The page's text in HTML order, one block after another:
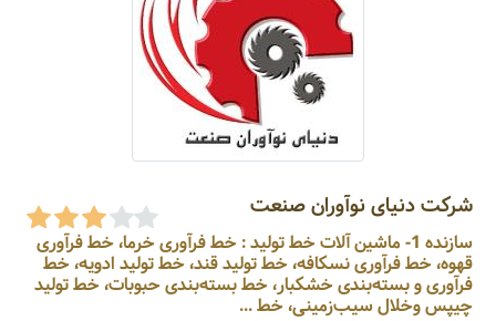
شرکت دنیای نوآوران صنعت
سازنده 1- ماشین آلات خط تولید : خط فرآوری خرما، خط فرآوری
قهوه، خط فرآوری نسکافه، خط تولید قند، خط تولید ادویه، خط
فرآوری و بسته‌بندی خشکبار، خط بسته‌بندی حبوبات، خط تولید
چیپس وخلال سیب‌زمینی، خط ...